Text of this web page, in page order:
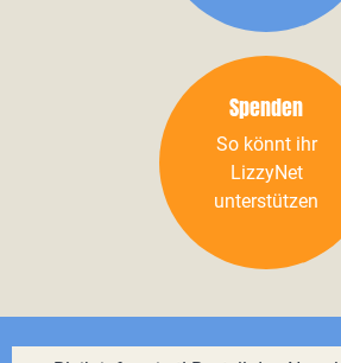
Spenden
So könnt ihr
LizzyNet
unterstützen